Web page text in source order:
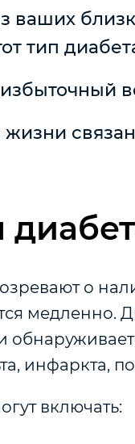
ваших
тип
о
медленно.
инфаркта,
включать: